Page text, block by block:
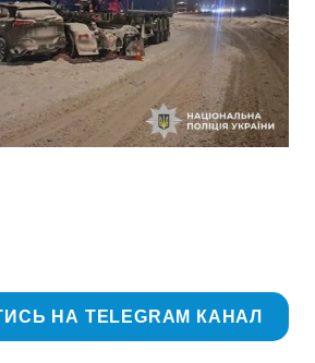
НА TELEGRAM КАНАЛ